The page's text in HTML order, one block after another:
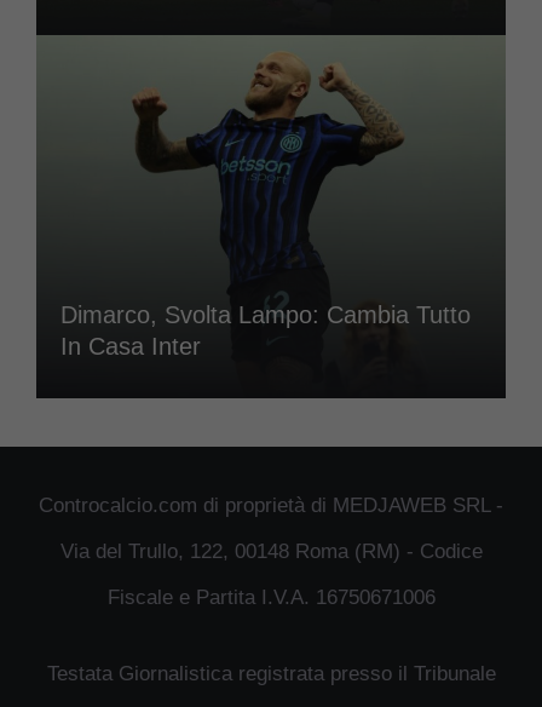
Dimarco, Svolta Lampo: Cambia Tutto
In Casa Inter
Controcalcio.com di proprietà di MEDJAWEB SRL -
Via del Trullo, 122, 00148 Roma (RM) - Codice
Fiscale e Partita I.V.A. 16750671006
Testata Giornalistica registrata presso il Tribunale